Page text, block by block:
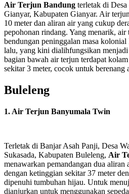
Air Terjun Bandung terletak di
Gianyar, Kabupaten Gianyar. Air
10 meter dan aliran air yang cukup
pepohonan rindang. Yang menarik,
bendungan peninggalan masa
lalu, yang kini dialihfungsikan
bagian bawah air terjun terdapat
sekitar 3 meter, cocok untuk berenang
Buleleng
1. Air Terjun Banyumala Twin
Terletak di Banjar Asah Panji, Desa
Sukasada, Kabupaten Buleleng, Air
menawarkan pemandangan dua
dengan ketinggian sekitar 37 meter
dipenuhi tumbuhan hijau. Untuk
dianjurkan untuk menggunakan